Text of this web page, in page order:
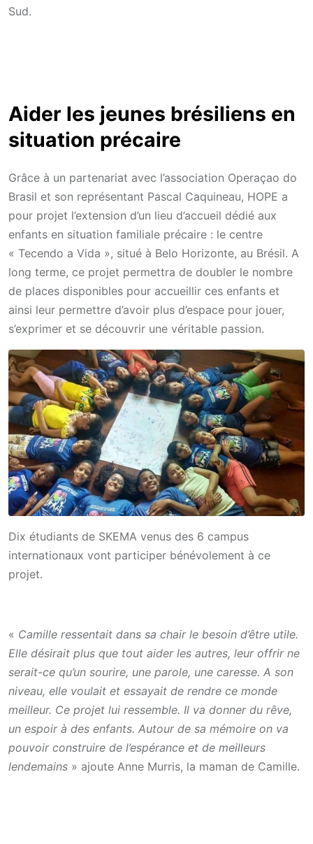
Sud.
Aider les jeunes brésiliens en
situation précaire
Grâce à un partenariat avec l’association Operaçao do
Brasil et son représentant Pascal Caquineau, HOPE a
pour projet l’extension d’un lieu d’accueil dédié aux
enfants en situation familiale précaire : le centre
« Tecendo a Vida », situé à Belo Horizonte, au Brésil. A
long terme, ce projet permettra de doubler le nombre
de places disponibles pour accueillir ces enfants et
ainsi leur permettre d’avoir plus d’espace pour jouer,
s’exprimer et se découvrir une véritable passion.
Dix étudiants de SKEMA venus des 6 campus
internationaux vont participer bénévolement à ce
projet.
« Camille ressentait dans sa chair le besoin d’être utile.
Elle désirait plus que tout aider les autres, leur offrir ne
serait-ce qu’un sourire, une parole, une caresse. A son
niveau, elle voulait et essayait de rendre ce monde
meilleur. Ce projet lui ressemble. Il va donner du rêve,
un espoir à des enfants. Autour de sa mémoire on va
pouvoir construire de l’espérance et de meilleurs
lendemains » ajoute Anne Murris, la maman de Camille.